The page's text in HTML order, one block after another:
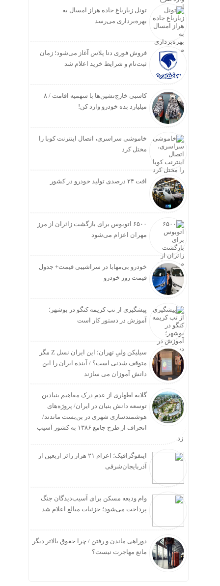
تونل زیارباغ جاده هراز امسال به
بهره‌برداری می‌رسد
فروش فوری دنا پلاس آغاز می‌شود؛ زمان
ثبت‌نام و شرایط خرید اعلام شد
کاسبی خارج‌نشین‌ها با سهمیه اقامت / ۸
میلیارد بده خودرو وارد کن!
خاموشی سراسری، اتصال اینترنت کوبا را
مختل کرد
افت ۲۴ درصدی تولید خودرو در کشور
۶۵۰۰ اتوبوس برای بازگشت زائران از مرز
مهران اعزام می‌شود
خودرو بی‌مهابا در سراشیبی قیمت+ جدول
قیمت روز خودرو
پیشگیری از تب کریمه کنگو در بوشهر؛
آموزش در دستور کار است
سیلیکن ولیِ تهران؛ این ایران نسل Z مگر
متوقف شدنی است؟ / آینده ایران را این
دانش آموزان می سازند
گلایه اطهاری از عدم درک مفاهیم بنیادین
توسعه دانش بنیان در ایران/ پروژه‌های
هوشمندسازی شهری در بن‌بست ماندند/
انحراف از طرح جامع ۱۳۸۶ به کشور آسیب
زد
اینفوگرافیک؛ اعزام ۲۱ هزار زائر اربعین از
آذربایجان‌شرقی
وام ودیعه مسکن برای آسیب‌دیدگان جنگ
پرداخت می‌شود؛ جزئیات مبالغ اعلام شد
دوراهی ماندن و رفتن / چرا حقوق بالاتر دیگر
مانع مهاجرت نیست؟